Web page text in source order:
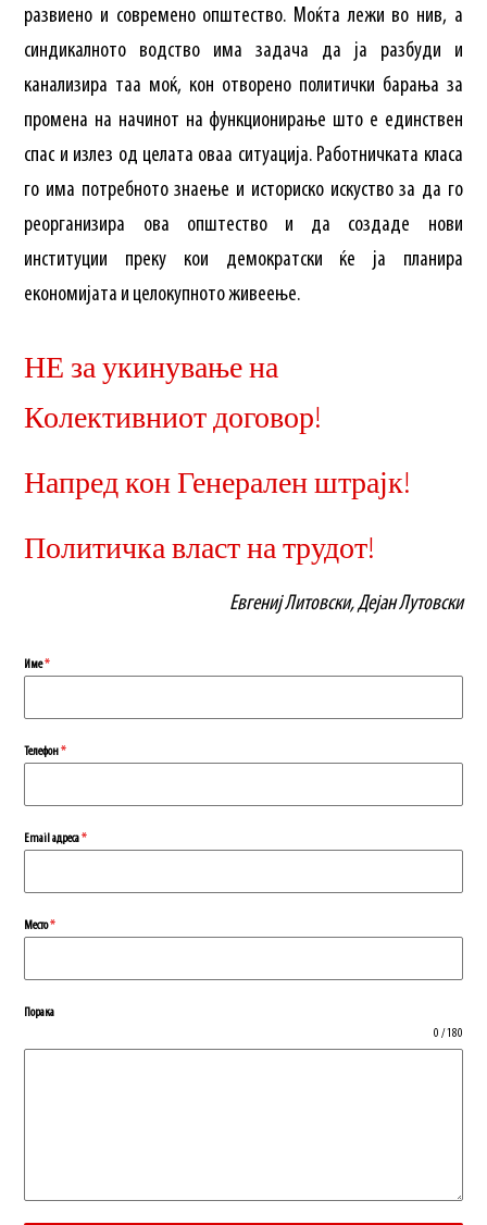
развиено и современо општество. Моќта лежи во нив, а
синдикалното водство има задача да ја разбуди и
канализира таа моќ, кон отворено политички барања за
промена на начинот на функционирање што е единствен
спас и излез од целата оваа ситуација. Работничката класа
го има потребното знаење и историско искуство за да го
реорганизира ова општество и да создаде нови
институции преку кои демократски ќе ја планира
економијата и целокупното живеење.
НЕ за укинување на
Колективниот договор!
Напред кон Генерален штрајк!
Политичка власт на трудот!
Евгениј Литовски, Дејан Лутовски
Име*
Телефон*
Еmail адреса*
Место*
Порака
0 / 180